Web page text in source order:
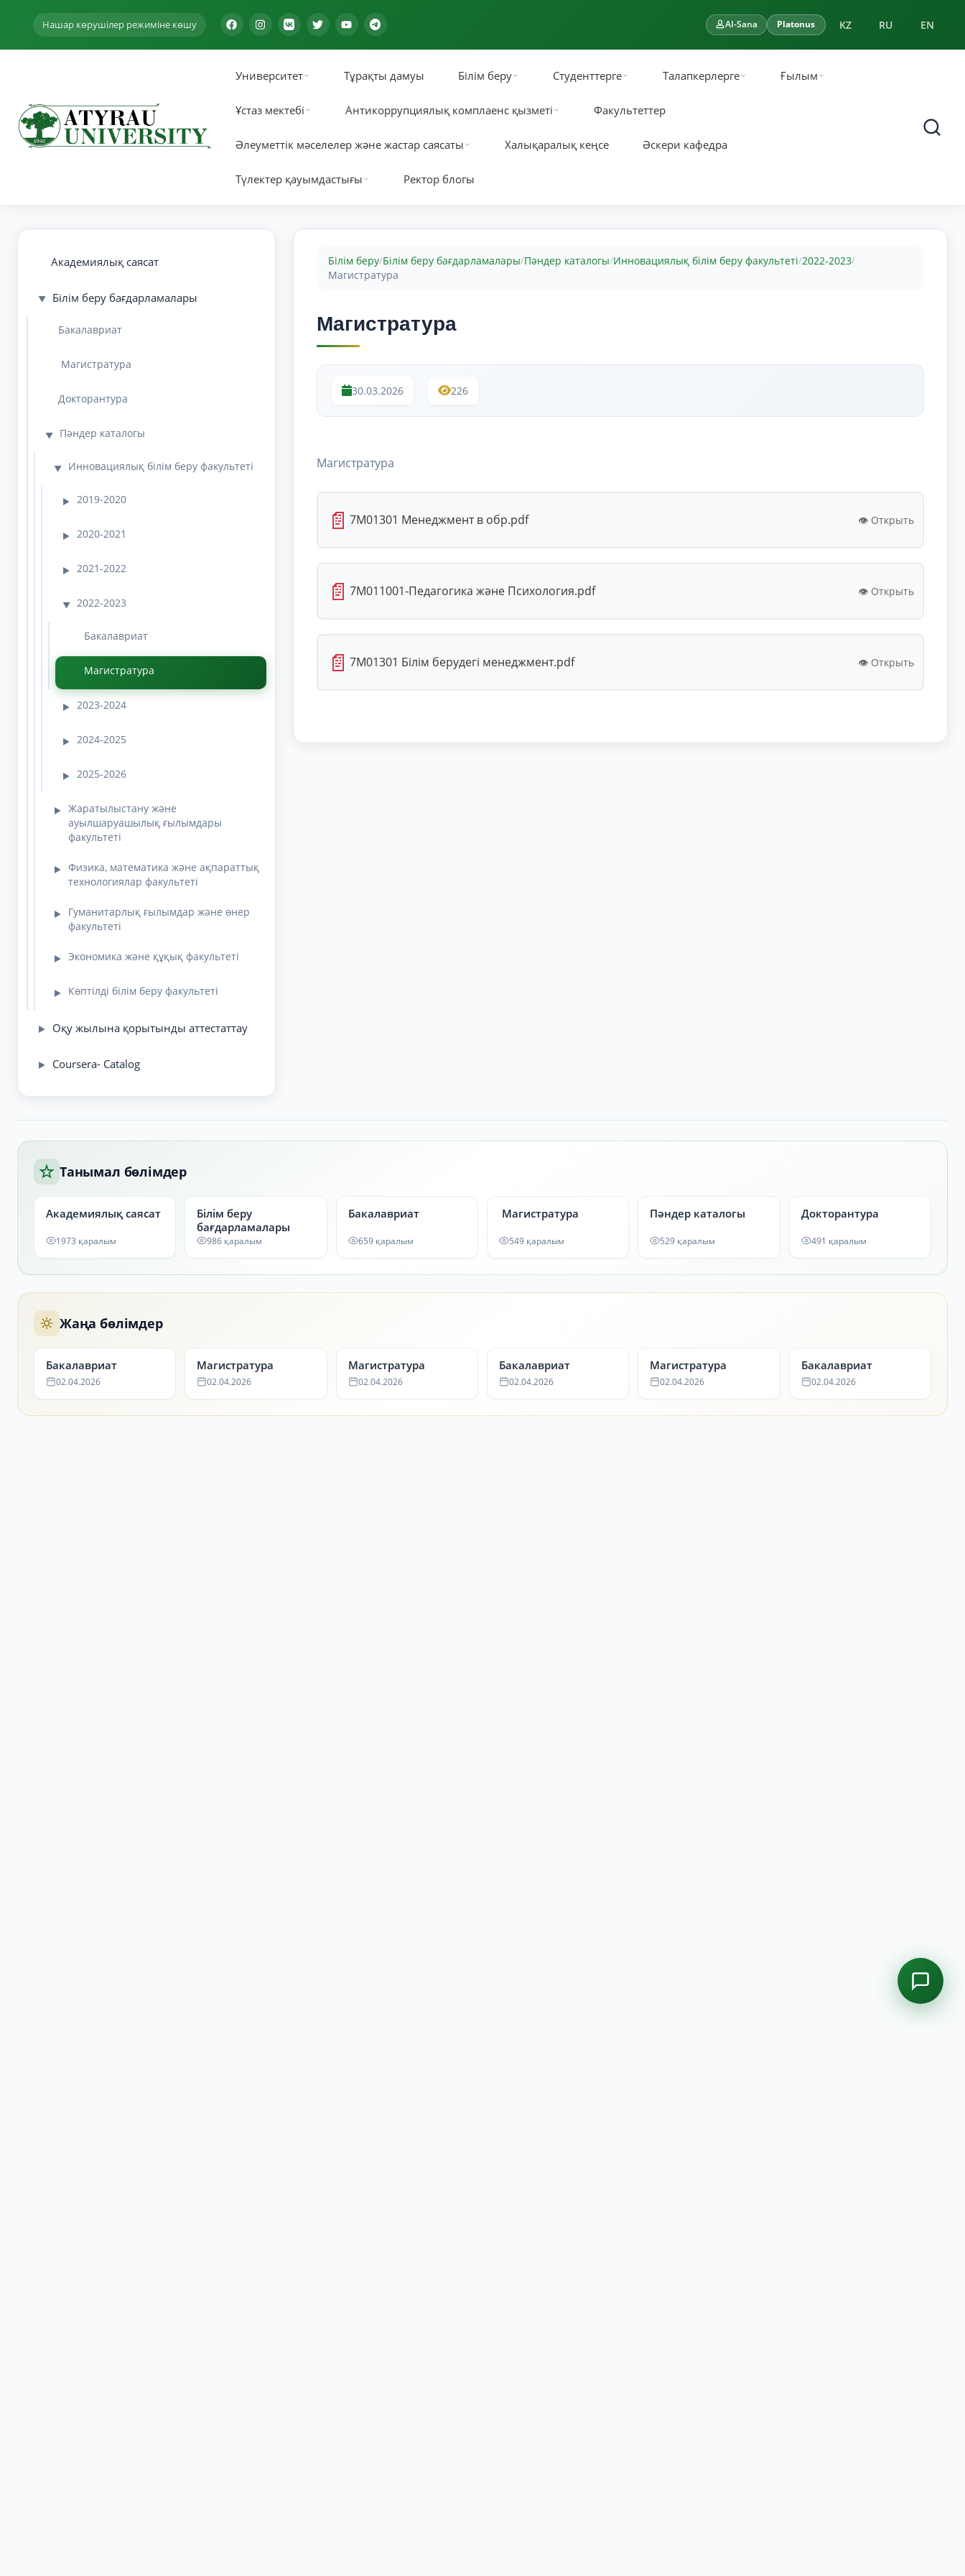
Нашар көрушілер режиміне көшу AI-Sana Platonus KZ RU EN
Университет Тұрақты дамуы Білім беру Студенттерге Талапкерлерге Ғылым
Ұстаз мектебі Антикоррупциялық комплаенс қызметі Факультеттер
Әлеуметтік мәселелер және жастар саясаты Халықаралық кеңсе Әскери кафедра
Түлектер қауымдастығы Ректор блогы
Академиялық саясат
▼ Білім беру бағдарламалары
Бакалавриат
Магистратура
Докторантура
▼ Пәндер каталогы
▼ Инновациялық білім беру факультеті
▶ 2019-2020
▶ 2020-2021
▶ 2021-2022
▼ 2022-2023
Бакалавриат
Магистратура
▶ 2023-2024
▶ 2024-2025
▶ 2025-2026
▶
Жаратылыстану және
ауылшаруашылық ғылымдары
факультеті
▶
Физика, математика және ақпараттық
технологиялар факультеті
▶
Гуманитарлық ғылымдар және өнер
факультеті
▶ Экономика және құқық факультеті
▶ Көптілді білім беру факультеті
▶ Оқу жылына қорытынды аттестаттау
▶ Coursera- Catalog
Білім беру/Білім беру бағдарламалары/Пәндер каталогы/Инновациялық білім беру факультеті/2022-2023/
Магистратура
Магистратура
30.03.2026 226
Магистратура
📄 7М01301 Менеджмент в обр.pdf 👁️ Открыть
📄 7М011001-Педагогика және Психология.pdf 👁️ Открыть
📄 7М01301 Білім берудегі менеджмент.pdf 👁️ Открыть
Танымал бөлімдер
Академиялық саясат
1973 қаралым
Білім беру
бағдарламалары
986 қаралым
Бакалавриат
659 қаралым
Магистратура
549 қаралым
Пәндер каталогы
529 қаралым
Докторантура
491 қаралым
Жаңа бөлімдер
Бакалавриат
02.04.2026
Магистратура
02.04.2026
Магистратура
02.04.2026
Бакалавриат
02.04.2026
Магистратура
02.04.2026
Бакалавриат
02.04.2026